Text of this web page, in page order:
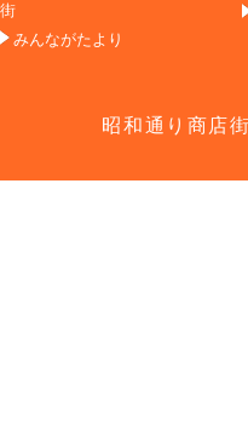
街
みんながたより
昭和通り商店